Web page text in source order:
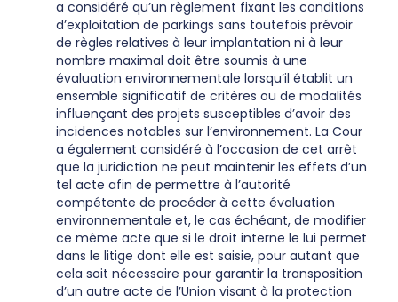
a considéré qu’un règlement fixant les conditions
d’exploitation de parkings sans toutefois prévoir
de règles relatives à leur implantation ni à leur
nombre maximal doit être soumis à une
évaluation environnementale lorsqu’il établit un
ensemble significatif de critères ou de modalités
influençant des projets susceptibles d’avoir des
incidences notables sur l’environnement. La Cour
a également considéré à l’occasion de cet arrêt
que la juridiction ne peut maintenir les effets d’un
tel acte afin de permettre à l’autorité
compétente de procéder à cette évaluation
environnementale et, le cas échéant, de modifier
ce même acte que si le droit interne le lui permet
dans le litige dont elle est saisie, pour autant que
cela soit nécessaire pour garantir la transposition
d’un autre acte de l’Union visant à la protection